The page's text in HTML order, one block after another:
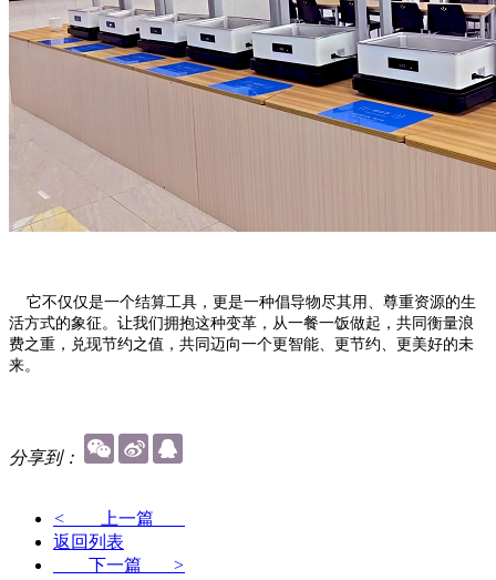
它不仅仅是一个结算工具，更是一种倡导物尽其用、尊重资源的生
活方式的象征。让我们拥抱这种变革，从一餐一饭做起，共同衡量浪
费之重，兑现节约之值，共同迈向一个更智能、更节约、更美好的未
来。
分享到：
< 上一篇
返回列表
下一篇 >